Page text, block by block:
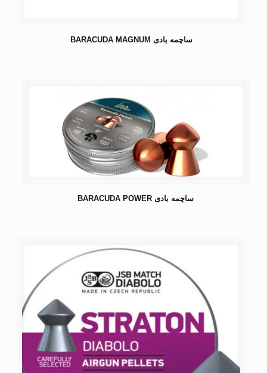
ساچمه بادی BARACUDA MAGNUM
ساچمه بادی BARACUDA POWER